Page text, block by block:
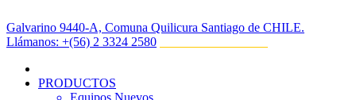
Galvarino 9440-A, Comuna Quilicura Santiago de CHILE.
Llámanos: ‎+(56) 2 3324 2580
PRODUCTOS
Equipos Nuevos